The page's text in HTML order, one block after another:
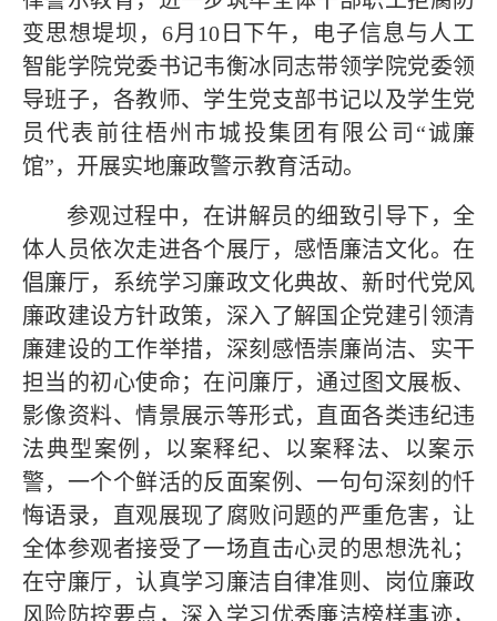
变思想堤坝，6月10日下午，电子信息与人工
智能学院党委书记韦衡冰同志带领学院党委领
导班子，各教师、学生党支部书记以及学生党
员代表前往梧州市城投集团有限公司“诚廉
馆”，开展实地廉政警示教育活动。
参观过程中，在讲解员的细致引导下，全
体人员依次走进各个展厅，感悟廉洁文化。在
倡廉厅，系统学习廉政文化典故、新时代党风
廉政建设方针政策，深入了解国企党建引领清
廉建设的工作举措，深刻感悟崇廉尚洁、实干
担当的初心使命；在问廉厅，通过图文展板、
影像资料、情景展示等形式，直面各类违纪违
法典型案例，以案释纪、以案释法、以案示
警，一个个鲜活的反面案例、一句句深刻的忏
悔语录，直观展现了腐败问题的严重危害，让
全体参观者接受了一场直击心灵的思想洗礼；
在守廉厅，认真学习廉洁自律准则、岗位廉政
风险防控要点，深入学习优秀廉洁榜样事迹，